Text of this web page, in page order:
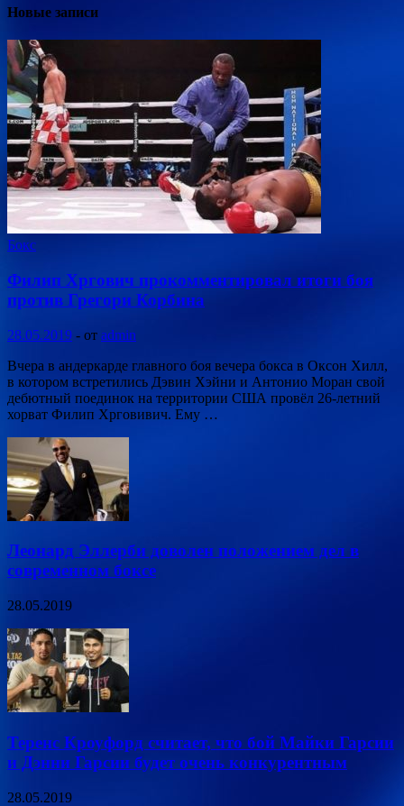
Новые записи
Бокс
Филип Хргович прокомментировал итоги боя
против Грегори Корбина
28.05.2019 - от admin
Вчера в андеркарде главного боя вечера бокса в Оксон Хилл,
в котором встретились Дэвин Хэйни и Антонио Моран свой
дебютный поединок на территории США провёл 26-летний
хорват Филип Хрговивич. Ему …
Леонард Эллерби доволен положением дел в
современном боксе
28.05.2019
Теренс Кроуфорд считает, что бой Майки Гарсии
и Дэнни Гарсии будет очень конкурентным
28.05.2019